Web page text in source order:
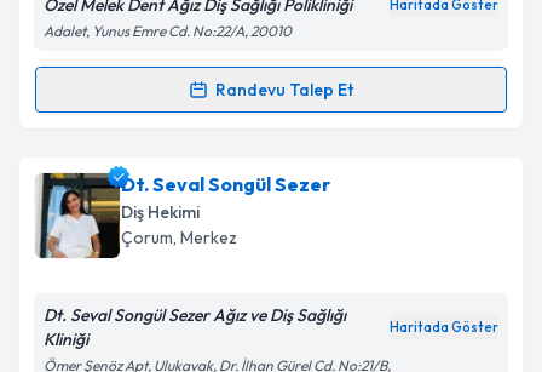
Özel Melek Dent Ağız Diş Sağlığı Polikliniği Haritada Göster
Adalet, Yunus Emre Cd. No:22/A, 20010
Randevu Talep Et
Randevu Takvimi Talebi
Dt. Melek Çoban Göçtüiçin randevu takvimi talebi
oluşturun. Size bu uzmandan randevu almanız için bir
takvim hazırlandığında e-posta ile bilgilendireceğiz.
Dt. Seval Songül Sezer
Diş Hekimi
Çorum, Merkez
Dt. Seval Songül Sezer Ağız ve Diş Sağlığı
Kliniği
Haritada Göster
Ömer Şenöz Apt, Ulukavak, Dr. İlhan Gürel Cd. No:21/B,